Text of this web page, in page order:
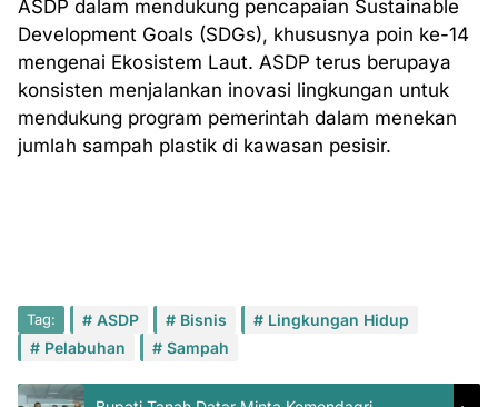
ASDP dalam mendukung pencapaian Sustainable
Development Goals (SDGs), khususnya poin ke-14
mengenai Ekosistem Laut. ASDP terus berupaya
konsisten menjalankan inovasi lingkungan untuk
mendukung program pemerintah dalam menekan
jumlah sampah plastik di kawasan pesisir.
Tag: ASDP Bisnis
Lingkungan Hidup
Pelabuhan
Sampah